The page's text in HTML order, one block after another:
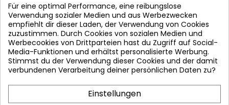
paco rabanne
Parfums De Marly
Persil
Perwoll
Peugeot
Für eine optimal Performance, eine reibungslose
Verwendung sozialer Medien und aus Werbezwecken
empfiehlt dir dieser Laden, der Verwendung von Cookies
zuzustimmen. Durch Cookies von sozialen Medien und
Werbecookies von Drittparteien hast du Zugriff auf Social-
Media-Funktionen und erhältst personalisierte Werbung.
Stimmst du der Verwendung dieser Cookies und der damit
verbundenen Verarbeitung deiner persönlichen Daten zu?
Einstellungen